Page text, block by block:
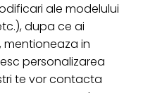
ale modelului
dupa ce ai
in
personalizarea
te vor contacta